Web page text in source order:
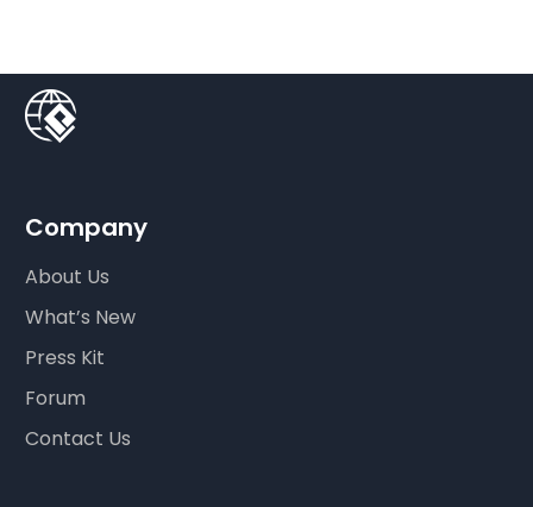
Company
About Us
What’s New
Press Kit
Forum
Contact Us